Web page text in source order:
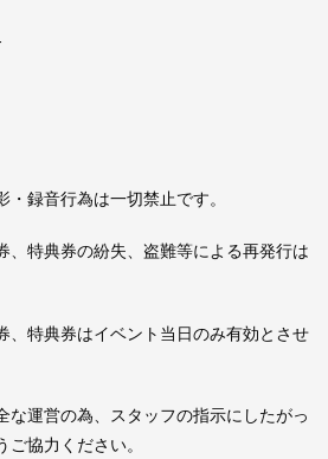
・録音行為は一切禁止です。
、特典券の紛失、盗難等による再発行は
、特典券はイベント当日のみ有効とさせ
な運営の為、スタッフの指示にしたがっ
ご協力ください。